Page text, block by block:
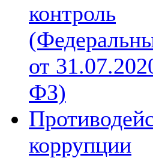
контроль
от
ФЗ)
коррупции